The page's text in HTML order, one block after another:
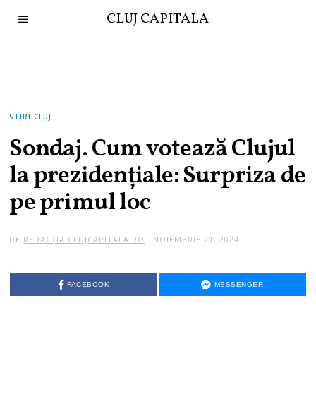
CLUJ CAPITALA
STIRI CLUJ
Sondaj. Cum votează Clujul
la prezidențiale: Surpriza de
pe primul loc
DE REDACȚIA CLUJCAPITALA.RO NOIEMBRIE 21, 2024
FACEBOOK MESSENGER